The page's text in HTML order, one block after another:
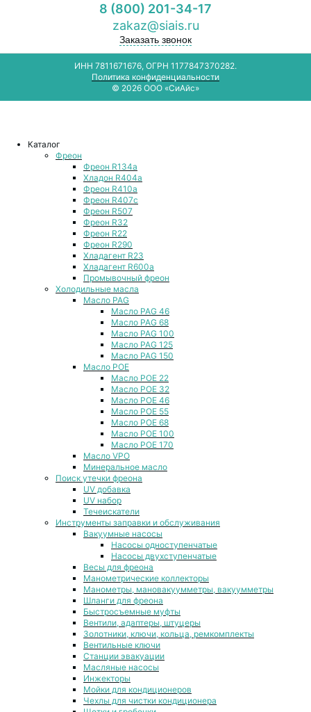
8 (800) 201-34-17
zakaz@siais.ru
Заказать звонок
ИНН 7811671676, ОГРН 1177847370282.
Политика конфиденциальности
© 2026 ООО «СиАйс»
Каталог
Фреон
Фреон R134a
Хладон R404a
Фреон R410a
Фреон R407с
Фреон R507
Фреон R32
Фреон R22
Фреон R290
Хладагент R23
Хладагент R600a
Промывочный фреон
Холодильные масла
Масло PAG
Масло PAG 46
Масло PAG 68
Масло PAG 100
Масло PAG 125
Масло PAG 150
Масло POE
Масло POE 22
Масло POE 32
Масло POE 46
Масло POE 55
Масло POE 68
Масло POE 100
Масло POE 170
Масло VPO
Минеральное масло
Поиск утечки фреона
UV добавка
UV набор
Течеискатели
Инструменты заправки и обслуживания
Вакуумные насосы
Насосы одноступенчатые
Насосы двухступенчатые
Весы для фреона
Манометрические коллекторы
Манометры, мановакуумметры, вакуумметры
Шланги для фреона
Быстросъемные муфты
Вентили, адаптеры, штуцеры
Золотники, ключи, кольца, ремкомплекты
Вентильные ключи
Станции эвакуации
Масляные насосы
Инжекторы
Мойки для кондиционеров
Чехлы для чистки кондиционера